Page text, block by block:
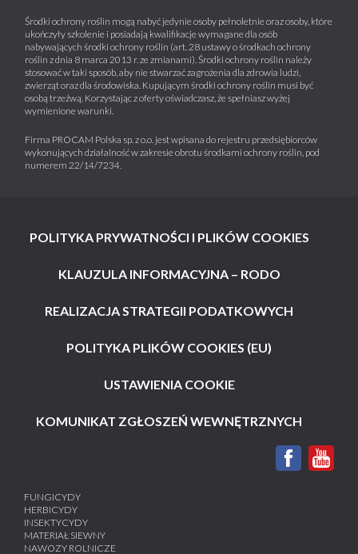
Środki ochrony roślin mogą nabyć jedynie osoby pełnoletnie oraz osoby, które
ukończyły szkolenie i posiadają kwalifikacje wymagane dla osób
nabywających środki ochrony roślin (art. 28 ustawy o środkach ochrony
roślin z dnia 8 marca 2013 r. ze zmianami). Środki ochrony roślin należy
stosować w taki sposób, aby nie stwarzać zagrożenia dla zdrowia ludzi,
zwierząt oraz dla środowiska. Kupującym środki ochrony roślin musi być
osobą trzeźwą. Korzystając z oferty oświadczasz, że spełniasz wyżej
wymienione warunki.
Firma PROCAM Polska sp. z o.o. jest wpisana do rejestru przedsiębiorców
wykonujących działalność w zakresie obrotu środkami ochrony roślin, pod
numerem 22/14/7234.
POLITYKA PRYWATNOŚCI I PLIKÓW COOKIES
KLAUZULA INFORMACYJNA – RODO
REALIZACJA STRATEGII PODATKOWYCH
POLITYKA PLIKÓW COOKIES (EU)
USTAWIENIA COOKIE
KOMUNIKAT ZGŁOSZEŃ WEWNĘTRZNYCH
FUNGICYDY
HERBICYDY
INSEKTYCYDY
MATERIAŁ SIEWNY
NAWOZY ROLNICZE